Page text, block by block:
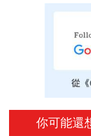
你可能還